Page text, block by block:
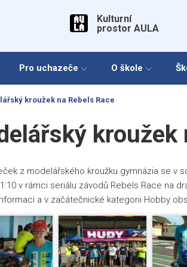
Kulturní
prostor AULA
Pro uchazeče O škole
kroužek na Rebels Race
kroužek
z modelářského kroužku gymnázia se v
v rámci seriálu závodů Rebels Race na
a v začátečnické kategorii Hobby